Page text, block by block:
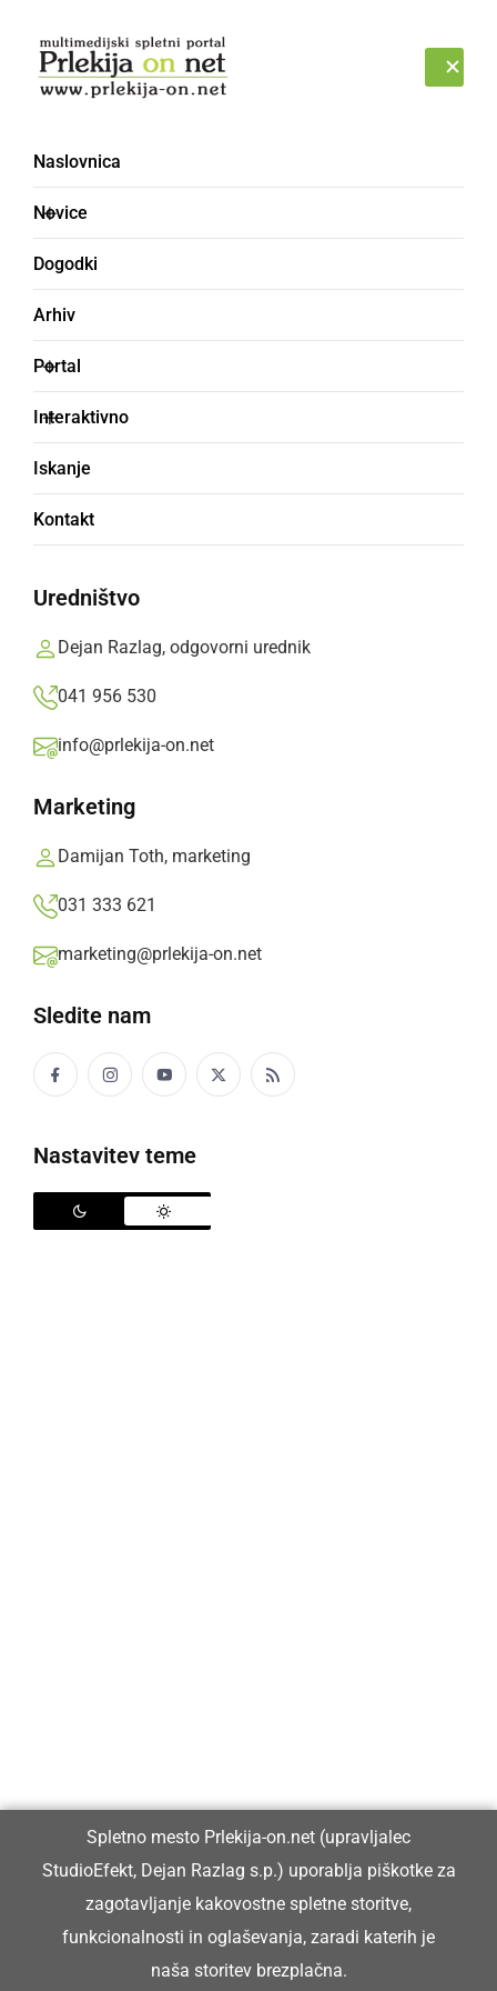
Naslovnica
Novice
Dogodki
Arhiv
Portal
Interaktivno
Iskanje
Kontakt
Uredništvo
Dejan Razlag, odgovorni urednik
041 956 530
info@prlekija-on.net
Marketing
Damijan Toth, marketing
031 333 621
marketing@prlekija-on.net
Sledite nam
Nastavitev teme
Večer najlepših
dalmatinskih pesmi
DRUŽABNO
Maslina in Klapo Romansa
torek, 8. oktober 2019 ob 18:23
Popularne rubrike novic
Družabno
Kultura
Šport
Politika
Gospodarstvo
Glavni in odgovorni urednik:
Dejan Razlag
info@prlekija-on.net
Spletno mesto Prlekija-on.net (upravljalec
StudioEfekt, Dejan Razlag s.p.) uporablja piškotke za
zagotavljanje kakovostne spletne storitve,
funkcionalnosti in oglaševanja, zaradi katerih je
naša storitev brezplačna.